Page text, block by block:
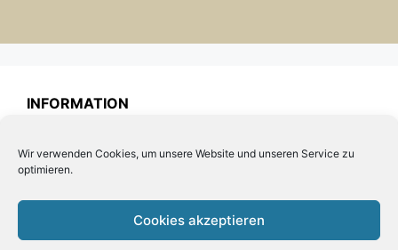
Wir verwenden Cookies, um unsere Website und unseren Service zu
optimieren.
Cookies akzeptieren
INFORMATION
Zahlung und Versand
Kundeninformationen
Datenschutzerklärung